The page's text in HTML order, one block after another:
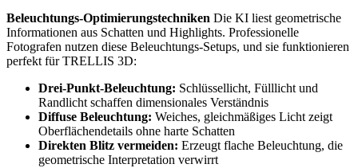
Beleuchtungs-Optimierungstechniken Die KI liest geometrische
Informationen aus Schatten und Highlights. Professionelle
Fotografen nutzen diese Beleuchtungs-Setups, und sie funktionieren
perfekt für TRELLIS 3D:
Drei-Punkt-Beleuchtung: Schlüssellicht, Fülllicht und
Randlicht schaffen dimensionales Verständnis
Diffuse Beleuchtung: Weiches, gleichmäßiges Licht zeigt
Oberflächendetails ohne harte Schatten
Direkten Blitz vermeiden: Erzeugt flache Beleuchtung, die
geometrische Interpretation verwirrt